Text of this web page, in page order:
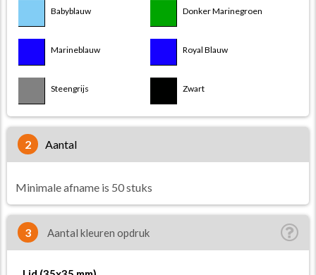
Babyblauw Donker Marinegroen
Marineblauw Royal Blauw
Steengrijs Zwart
2 aantal
Minimale afname is 50 stuks
3 Aantal kleuren opdruk